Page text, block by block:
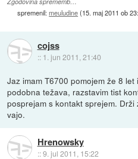
spremenil:meuludine(15. maj 2011 ob
cojss
:: 1. jun 2011, 21:40
Jaz imam T6700 pomojem že 8
podobna težava, razstavim tist
posprejam s kontakt sprejem.
vajo.
Hrenowsky
::9. jul 2011, 15:22